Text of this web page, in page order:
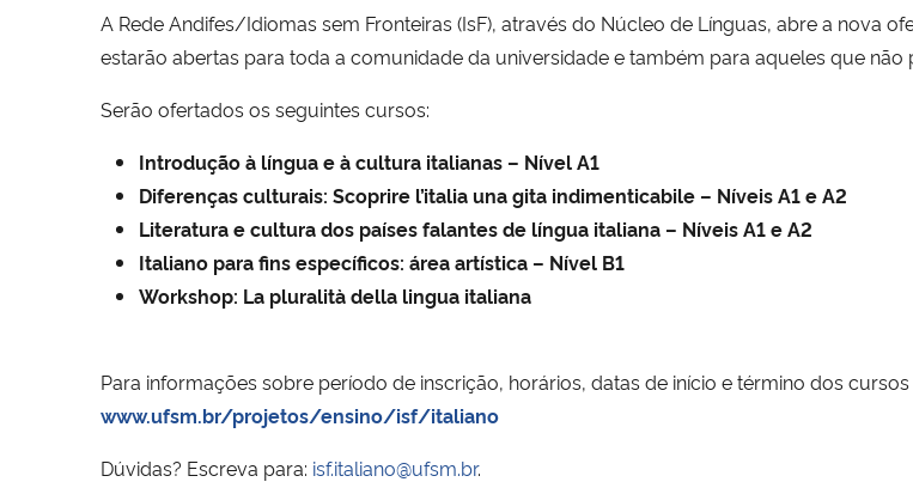
A Rede Andifes/Idiomas sem Fronteiras (IsF), através do Núcleo de Línguas, abre a nova
estarão abertas para toda a comunidade da universidade e também para aqueles que não
Serão ofertados os seguintes cursos:
Introdução à língua e à cultura italianas – Nível A1
Diferenças culturais: Scoprire l’italia una gita indimenticabile – Níveis A1 e A2
Literatura e cultura dos países falantes de língua italiana – Níveis A1 e A2
Italiano para fins específicos: área artística – Nível B1
Workshop: La pluralità della lingua italiana
Para informações sobre período de inscrição, horários, datas de início e término dos
www.ufsm.br/projetos/ensino/isf/italiano
Dúvidas? Escreva para: isf.italiano@ufsm.br.